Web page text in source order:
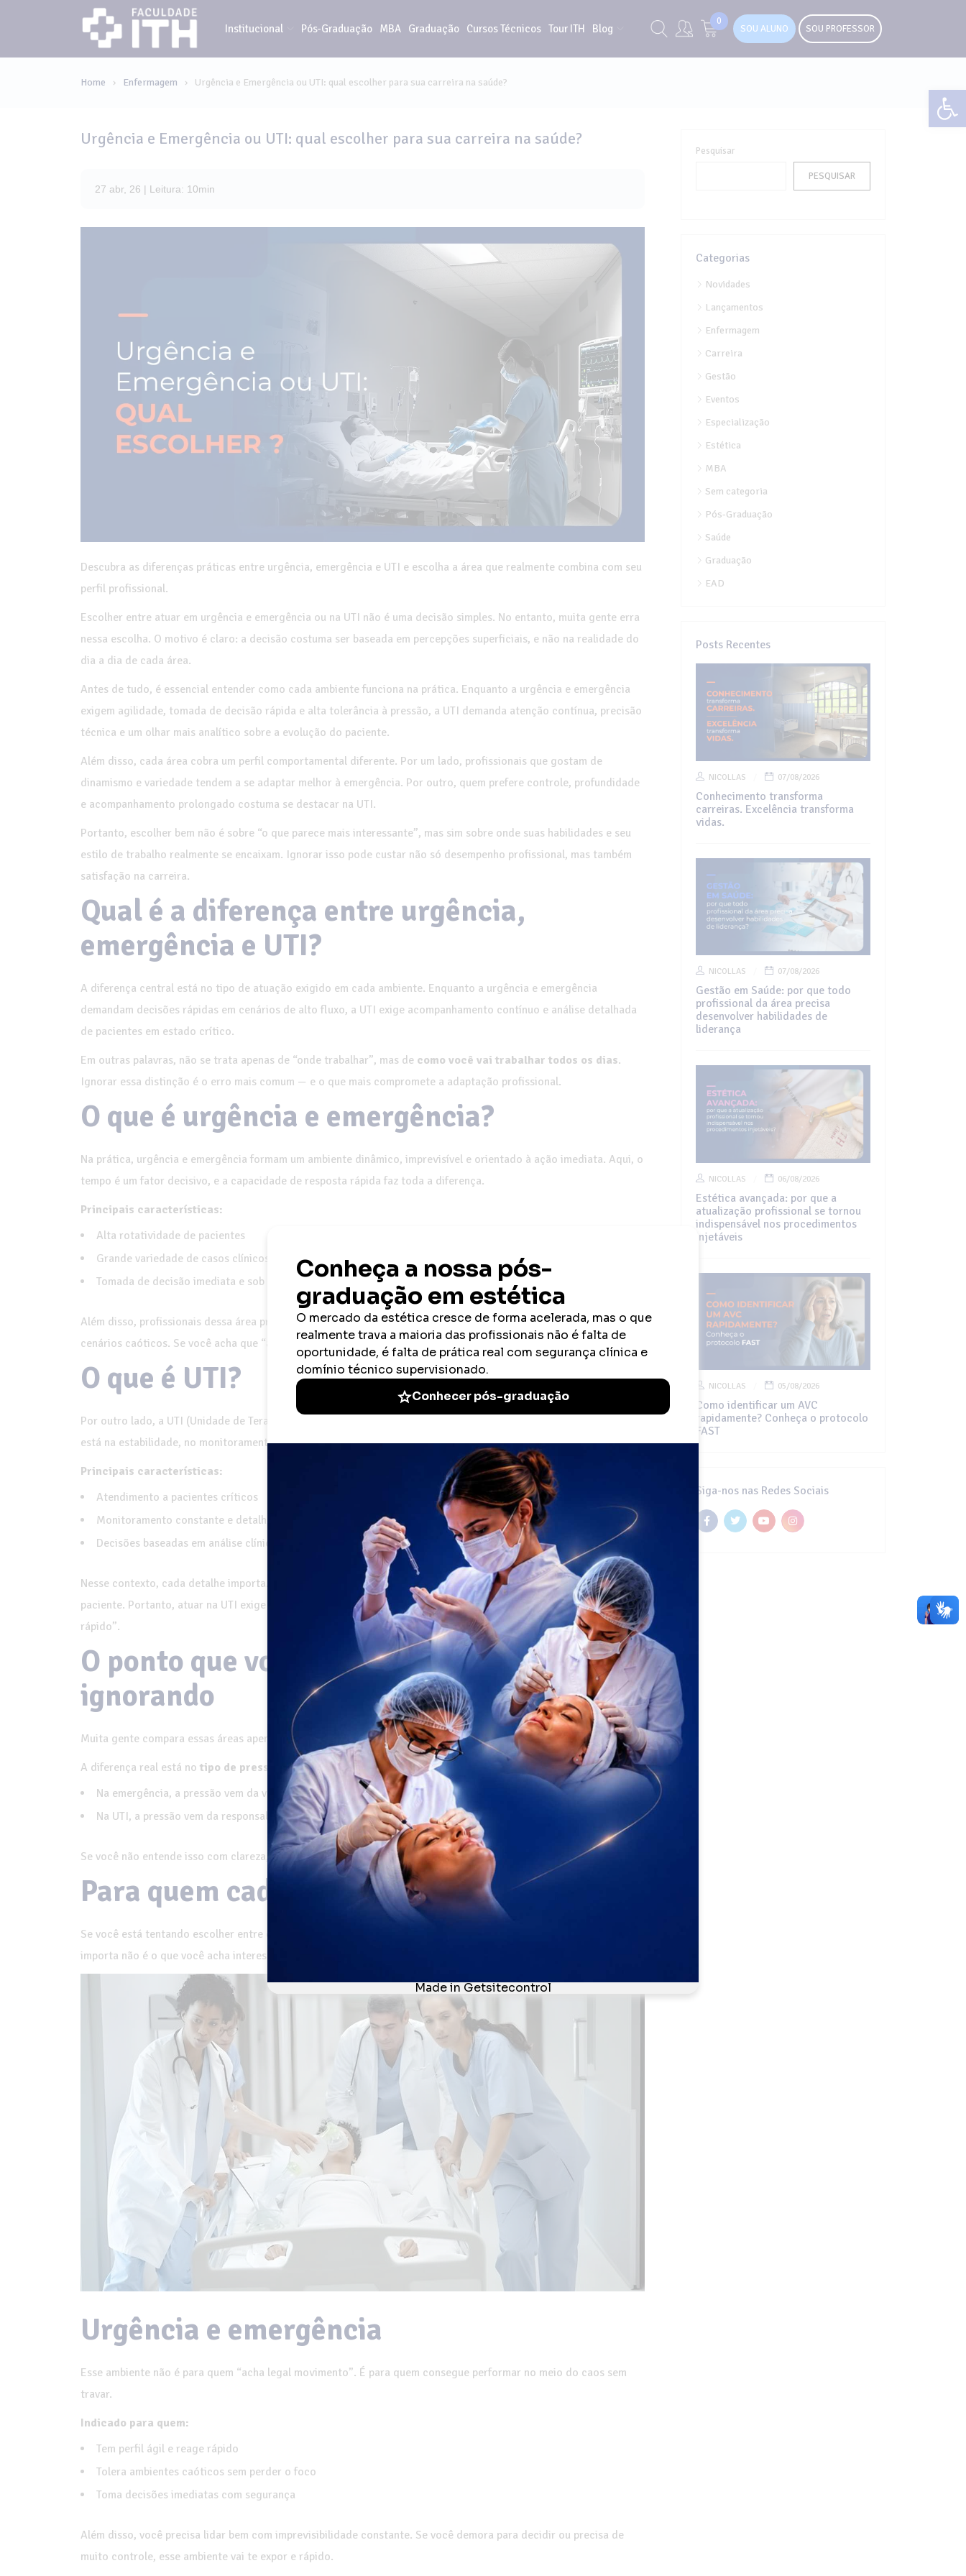
Institucional Pós-Graduação MBA Graduação Cursos Técnicos Tour ITH Blog
0
SOU ALUNO SOU PROFESSOR
Home › Enfermagem › Urgência e Emergência ou UTI: qual escolher para sua carreira na saúde?
Urgência e Emergência ou UTI: qual escolher para sua carreira na saúde?
27 abr, 26 | Leitura: 10min
Descubra as diferenças práticas entre urgência, emergência e UTI e escolha a área que realmente combina com seu
perfil profissional.
Escolher entre atuar em urgência e emergência ou na UTI não é uma decisão simples. No entanto, muita gente erra
nessa escolha. O motivo é claro: a decisão costuma ser baseada em percepções superficiais, e não na realidade do
dia a dia de cada área.
Antes de tudo, é essencial entender como cada ambiente funciona na prática. Enquanto a urgência e emergência
exigem agilidade, tomada de decisão rápida e alta tolerância à pressão, a UTI demanda atenção contínua, precisão
técnica e um olhar mais analítico sobre a evolução do paciente.
Além disso, cada área cobra um perfil comportamental diferente. Por um lado, profissionais que gostam de
dinamismo e variedade tendem a se adaptar melhor à emergência. Por outro, quem prefere controle, profundidade
e acompanhamento prolongado costuma se destacar na UTI.
Portanto, escolher bem não é sobre “o que parece mais interessante”, mas sim sobre onde suas habilidades e seu
estilo de trabalho realmente se encaixam. Ignorar isso pode custar não só desempenho profissional, mas também
satisfação na carreira.
Qual é a diferença entre urgência,
emergência e UTI?
A diferença central está no tipo de atuação exigido em cada ambiente. Enquanto a urgência e emergência
demandam decisões rápidas em cenários de alto fluxo, a UTI exige acompanhamento contínuo e análise detalhada
de pacientes em estado crítico.
Em outras palavras, não se trata apenas de “onde trabalhar”, mas de como você vai trabalhar todos os dias.
Ignorar essa distinção é o erro mais comum — e o que mais compromete a adaptação profissional.
O que é urgência e emergência?
Na prática, urgência e emergência formam um ambiente dinâmico, imprevisível e orientado à ação imediata. Aqui, o
tempo é um fator decisivo, e a capacidade de resposta rápida faz toda a diferença.
Principais características:
Alta rotatividade de pacientes
Grande variedade de casos clínicos
Tomada de decisão imediata e sob pressão
Além disso, profissionais dessa área precisam lidar bem com mudanças constantes e manter o foco mesmo em
cenários caóticos. Se você acha que “adrenalina” é só um detalhe, está subestimando o impacto real desse ritmo.
O que é UTI?
Por outro lado, a UTI (Unidade de Terapia Intensiva) opera com uma lógica completamente diferente. Aqui, o foco
está na estabilidade, no monitoramento contínuo e na análise aprofundada da evolução clínica.
Principais características:
Atendimento a pacientes críticos
Monitoramento constante e detalhado
Decisões baseadas em análise clínica contínua
Nesse contexto, cada detalhe importa. Pequenas variações podem indicar grandes mudanças no quadro do
paciente. Portanto, atuar na UTI exige disciplina, precisão e uma capacidade analítica que vai muito além do “agir
rápido”.
O ponto que você provavelmente está
ignorando
Muita gente compara essas áreas apenas pelo nível de intensidade. Isso é raso.
A diferença real está no tipo de pressão
Na emergência, a pressão vem da velocidade.
Na UTI, a pressão vem da responsabilidade contínua.
Se você não entende isso com clareza, sua escolha não é estratégica — é aleatória.
Para quem cada área é indicada?
Se você está tentando escolher entre essas áreas com base em “preferência”, já começou errado. Aqui, o que
importa não é o que você acha interessante , é
Urgência e emergência
Esse ambiente não é para quem “acha legal movimento”. É para quem consegue performar no meio do caos sem
travar.
Indicado para quem:
Tem perfil ágil e reage rápido
Tolera ambientes caóticos sem perder o foco
Toma decisões imediatas com segurança
Além disso, você precisa lidar bem com imprevisibilidade constante. Se você demora para decidir ou precisa de
muito controle, esse ambiente vai te expor e rápido.
Pesquisar
PESQUISAR
Categorias
Novidades
Lançamentos
Enfermagem
Carreira
Gestão
Eventos
Especialização
Estética
MBA
Sem categoria
Pós-Graduação
Saúde
Graduação
EAD
Posts Recentes
NICOLLAS 07/08/2026
Conhecimento transforma
carreiras. Excelência transforma
vidas.
NICOLLAS 07/08/2026
Gestão em Saúde: por que todo
profissional da área precisa
desenvolver habilidades de
liderança
NICOLLAS 06/08/2026
Estética avançada: por que a
atualização profissional se tornou
indispensável nos procedimentos
injetáveis
NICOLLAS 05/08/2026
Como identificar um AVC
rapidamente? Conheça o protocolo
FAST
Siga-nos nas Redes Sociais